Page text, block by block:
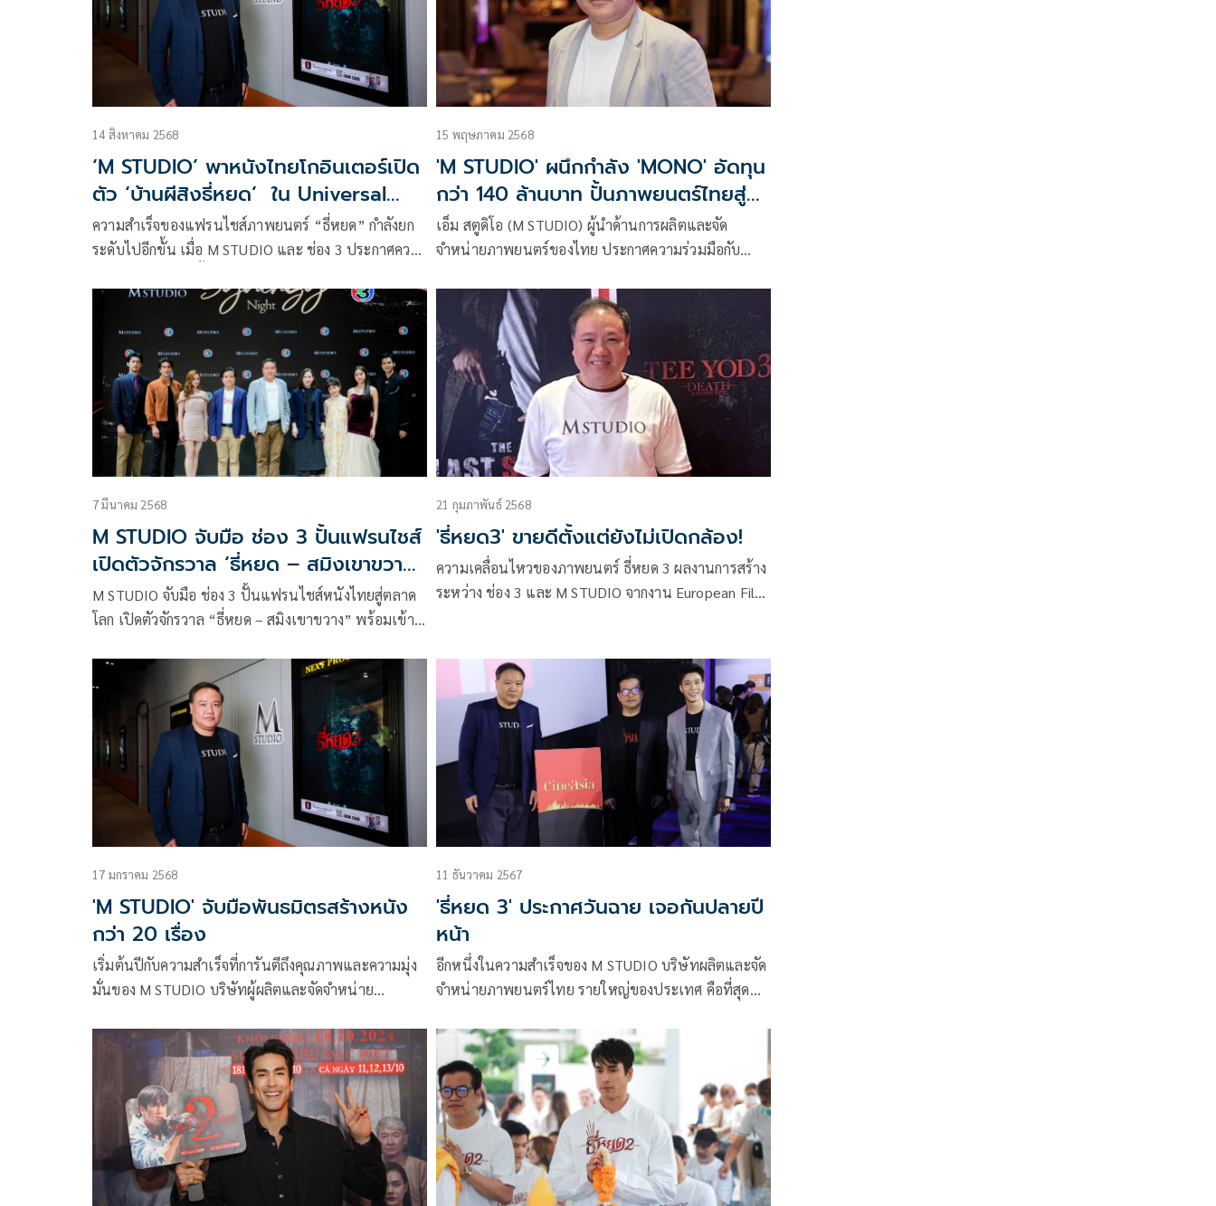
14 สิงหาคม 2568
‘M STUDIO’ พาหนังไทยโกอินเตอร์เปิด
ตัว ‘บ้านผีสิงธี่หยด’ ใน Universal
Studios Singapore
ความสำเร็จของแฟรนไชส์ภาพยนตร์ “ธี่หยด” กำลังยก
ระดับไปอีกขั้น เมื่อ M STUDIO และ ช่อง 3 ประกาศความ
Singapore และ Universal Studios Singapore เพื่อสร้าง
15 พฤษภาคม 2568
'M STUDIO' ผนึกกำลัง 'MONO' อัดทุน
กว่า 140 ล้านบาท ปั้นภาพยนตร์ไทยสู่
เวทีโลก
เอ็ม สตูดิโอ (M STUDIO) ผู้นำด้านการผลิตและจัด
จำหน่ายภาพยนตร์ของไทย ประกาศความร่วมมือกับ
ผลิตและจัดจำหน่ายภาพยนตร์ไทยสู่ตลาดโลก
7 มีนาคม 2568
M STUDIO จับมือ ช่อง 3 ปั้นแฟรนไชส์
เปิดตัวจักรวาล ‘ธี่หยด – สมิงเขาขวาง’
เข้าโรงฉายทั่วโลก
M STUDIO จับมือ ช่อง 3 ปั้นแฟรนไชส์หนังไทยสู่ตลาด
โลก เปิดตัวจักรวาล “ธี่หยด – สมิงเขาขวาง” พร้อมเข้า
21 กุมภาพันธ์ 2568
'ธี่หยด3' ขายดีตั้งแต่ยังไม่เปิดกล้อง!
ความเคลื่อนไหวของภาพยนตร์ ธี่หยด 3 ผลงานการสร้าง
ระหว่าง ช่อง 3 และ M STUDIO จากงาน European Film
17 มกราคม 2568
'M STUDIO' จับมือพันธมิตรสร้างหนัง
กว่า 20 เรื่อง
เริ่มต้นปีกับความสำเร็จที่การันตีถึงคุณภาพและความมุ่ง
มั่นของ M STUDIO บริษัทผู้ผลิตและจัดจำหน่าย
ภาพยนตร์ไทยหลากหลายแนวออกสู่ตลาดภาพยนตร์
อย่างต่อเนื่อง และสามารถทำรายได้ภาพยนตร์ไทยรวม
สูงสุดถึงสองปีซ้อน ผงาดขึ้นแท่นเป็นบริษัทผลิตและจัด
จำหน่ายภาพยนตร์ไทยอันดับ 1
11 ธันวาคม 2567
'ธี่หยด 3' ประกาศวันฉาย เจอกันปลายปี
หน้า
อีกหนึ่งในความสำเร็จของ M STUDIO บริษัทผลิตและจัด
จำหน่ายภาพยนตร์ไทย รายใหญ่ของประเทศ คือที่สุด
ภาพยนตร์ ธี่หยด และ ธี่หยด 2 ที่ทำลายทุกสถิติใน
ประเทศไทยและทั่วโลก ทำให้เป็นที่จับตามองถึงภาคต่อ
ของภาพยนตร์ไทยที่ทำรายได้ทะลุ 800 ล้านบาท ว่าจะมี
การสร้างภาค 3 ต่อไปหรือไม่